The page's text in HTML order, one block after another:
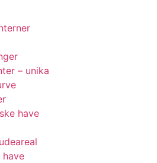
– unika
have
have